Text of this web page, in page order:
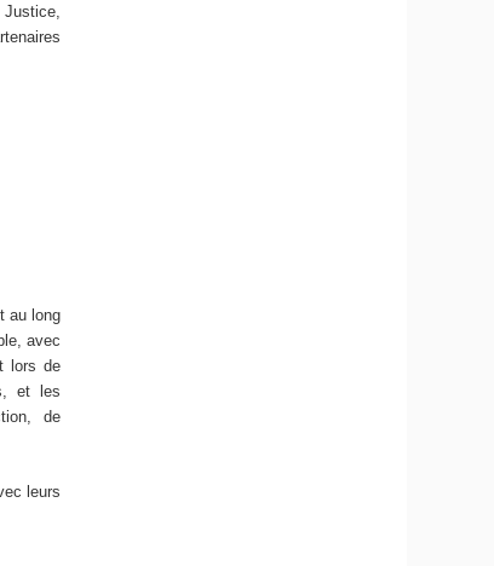
au long
avec
lors de
et les
de
leurs